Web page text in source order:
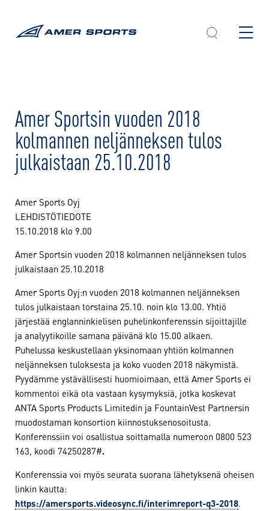
Amer Sportsin vuoden 2018
kolmannen neljänneksen tulos
julkaistaan 25.10.2018
Amer Sports Oyj
LEHDISTÖTIEDOTE
15.10.2018 klo 9.00
Amer Sportsin vuoden 2018 kolmannen neljänneksen tulos
julkaistaan 25.10.2018
Amer Sports Oyj:n vuoden 2018 kolmannen neljänneksen
tulos julkaistaan torstaina 25.10. noin klo 13.00. Yhtiö
järjestää englanninkielisen puhelinkonferenssin sijoittajille
ja analyytikoille samana päivänä klo 15.00 alkaen.
Puhelussa keskustellaan yksinomaan yhtiön kolmannen
neljänneksen tuloksesta ja koko vuoden 2018 näkymistä.
Pyydämme ystävällisesti huomioimaan, että Amer Sports ei
kommentoi eikä ota vastaan kysymyksiä, jotka koskevat
ANTA Sports Products Limitedin ja FountainVest Partnersin
muodostaman konsortion kiinnostuksenosoitusta.
Konferenssiin voi osallistua soittamalla numeroon 0800 523
163, koodi 74250287#.
Konferenssia voi myös seurata suorana lähetyksenä oheisen
linkin kautta:
https://amersports.videosync.fi/interimreport-q3-2018.